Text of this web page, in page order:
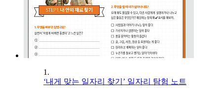
1.
‘내게 맞는 일자리 찾기’ 일자리 탐험 노트